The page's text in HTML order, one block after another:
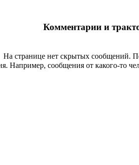
Комментарии и
На странице нет скрытых сообщений.
Например, сообщения от какого-то